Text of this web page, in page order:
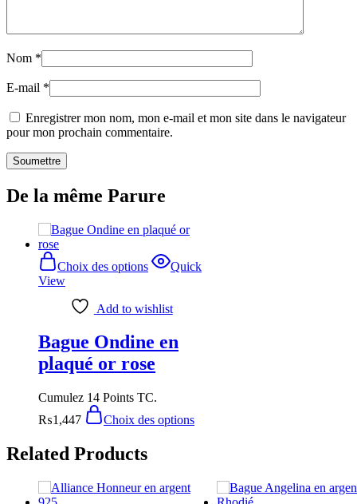
Nom *
E-mail *
Enregistrer mon nom, mon e-mail et mon site dans le navigateur
pour mon prochain commentaire.
De la même Parure
Choix des options
Quick
View
Add to wishlist
Bague Ondine en
plaqué or rose
Cumulez 14 Points TC.
₨1,447 Choix des options
Related Products